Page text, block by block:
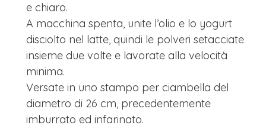
e chiaro.
A macchina spenta, unite l’olio e lo yogurt
disciolto nel latte, quindi le polveri setacciate
insieme due volte e lavorate alla velocità
minima.
Versate in uno stampo per ciambella del
diametro di 26 cm, precedentemente
imburrato ed infarinato.